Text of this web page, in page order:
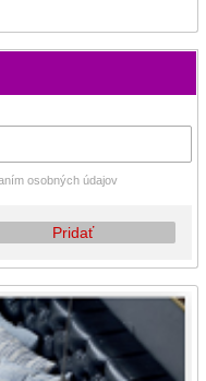
osobných údajov
Pridať